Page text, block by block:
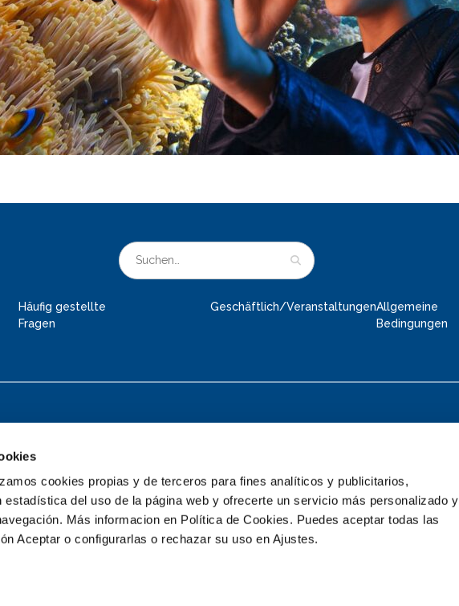
cookies propias y de terceros para fines analíticos y publicitarios,
estadística del uso de la página web y ofrecerte un servicio más personalizado y
Más informacion en Política de Cookies. Puedes aceptar todas las
Aceptar o configurarlas o rechazar su uso en Ajustes.
Häufig gestellte
Fragen
Geschäftlich/VeranstaltungenAllgemeine
Bedingungen
© 2026 Deltapark Neeltje Jans